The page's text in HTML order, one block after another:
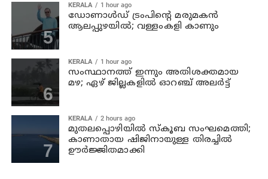
KERALA 1 hour ago
ഡോണാള്‍ഡ് ട്രംപിന്റെ മരുമകന്‍
ആലപ്പുഴയിൽ; വള്ളംകളി കാണും
KERALA 1 hour ago
സംസ്ഥാനത്ത് ഇന്നും അതിശക്തമായ
മഴ; ഏഴ് ജില്ലകളില്‍ ഓറഞ്ച് അലര്‍ട്ട്
KERALA 2 hours ago
മുതലപ്പൊഴിയില്‍ സ്‌കൂബ സംഘമെത്തി;
കാണാതായ ഷിജിനായുള്ള തിരച്ചില്‍
ഊര്‍ജ്ജിതമാക്കി